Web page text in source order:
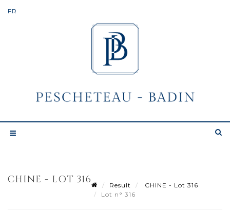
CHINE - LOT 316 Result
CHINE - Lot 316
Lot n° 316